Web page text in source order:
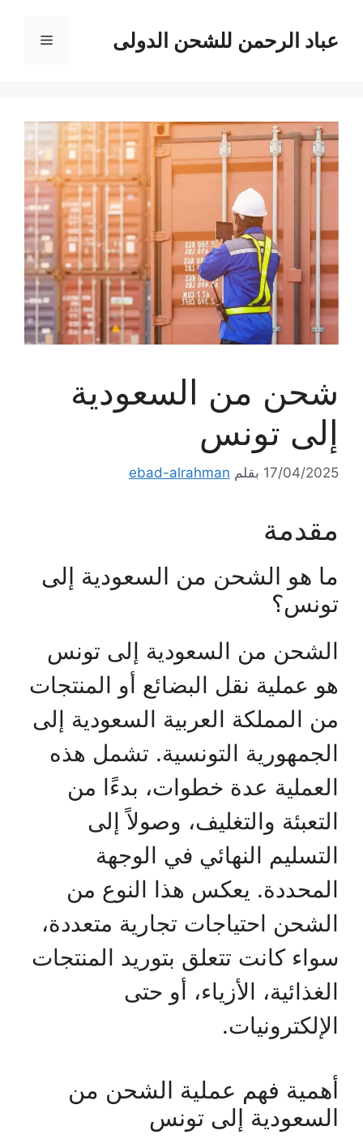
المحتوىعباد الرحمن للشحن الدولى القائمة
شحن من السعودية
إلى تونس
17/04/2025 بقلم ebad-alrahman
مقدمة
ما هو الشحن من السعودية إلى
تونس؟
الشحن من السعودية إلى تونس
هو عملية نقل البضائع أو المنتجات
من المملكة العربية السعودية إلى
الجمهورية التونسية. تشمل هذه
العملية عدة خطوات، بدءًا من
التعبئة والتغليف، وصولاً إلى
التسليم النهائي في الوجهة
المحددة. يعكس هذا النوع من
الشحن احتياجات تجارية متعددة،
سواء كانت تتعلق بتوريد المنتجات
الغذائية، الأزياء، أو حتى
الإلكترونيات.
أهمية فهم عملية الشحن من
السعودية إلى تونس